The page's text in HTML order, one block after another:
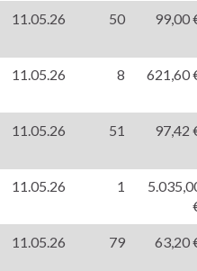
11.05.26 50 99,00
11.05.26 8 621,60
11.05.26 51 97,42
11.05.26 1
11.05.26 79 63,20